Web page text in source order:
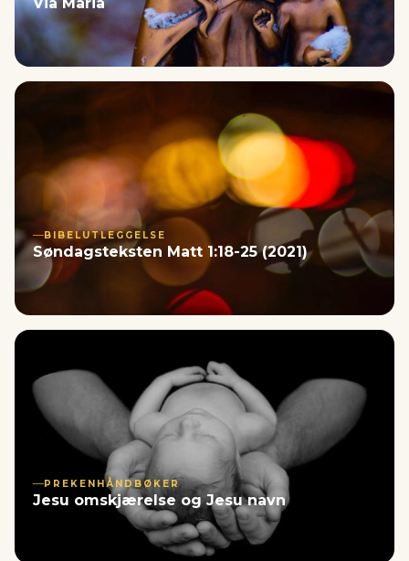
BIBELUTLEGGELSE
Søndagsteksten Matt 1:18-25 (2021)
PREKENHÅNDBØKER
Jesu omskjærelse og Jesu navn